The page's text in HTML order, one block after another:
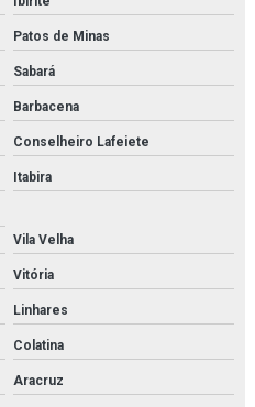
Patos de Minas
Sabará
Barbacena
Conselheiro Lafeiete
Itabira
Vila Velha
Vitória
Linhares
Colatina
Aracruz